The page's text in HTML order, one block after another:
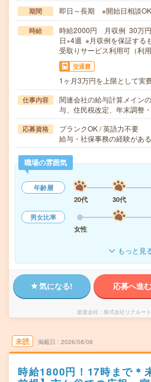
期間 即日～長期 ※開始日相談OK
時給
時給2000円 月収例 30万
日×4週 ※月収例を保証する
受取りサービス利用可（利用
交通費
1ヶ月3万円を上限として実
仕事内容
関連会社の給与計算メイン
与、住民税改定、年末調整
応募資格
ブランクOK / 英語力不要
給与・社保事務の経験があ
職場の雰囲気
年齢層
20代
30代
男女比率
女性
もっと見
気になる! 応募へ進む
派遣会社 株式会社リクルー
未読 掲載日 2026/08/08
時給1800円！17時まで＊